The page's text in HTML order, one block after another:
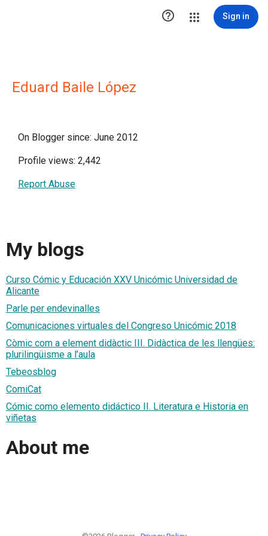
 Sign in
Eduard Baile López
On Blogger since: June 2012
Profile views: 2,442
Report Abuse
My blogs
Curso Cómic y Educación XXV Unicómic Universidad de
Alicante
Parle per endevinalles
Comunicaciones virtuales del Congreso Unicómic 2018
Còmic com a element didàctic III. Didàctica de les llengües:
plurilingüisme a l’aula
Tebeosblog
ComiCat
Cómic como elemento didáctico II. Literatura e Historia en
viñetas
About me